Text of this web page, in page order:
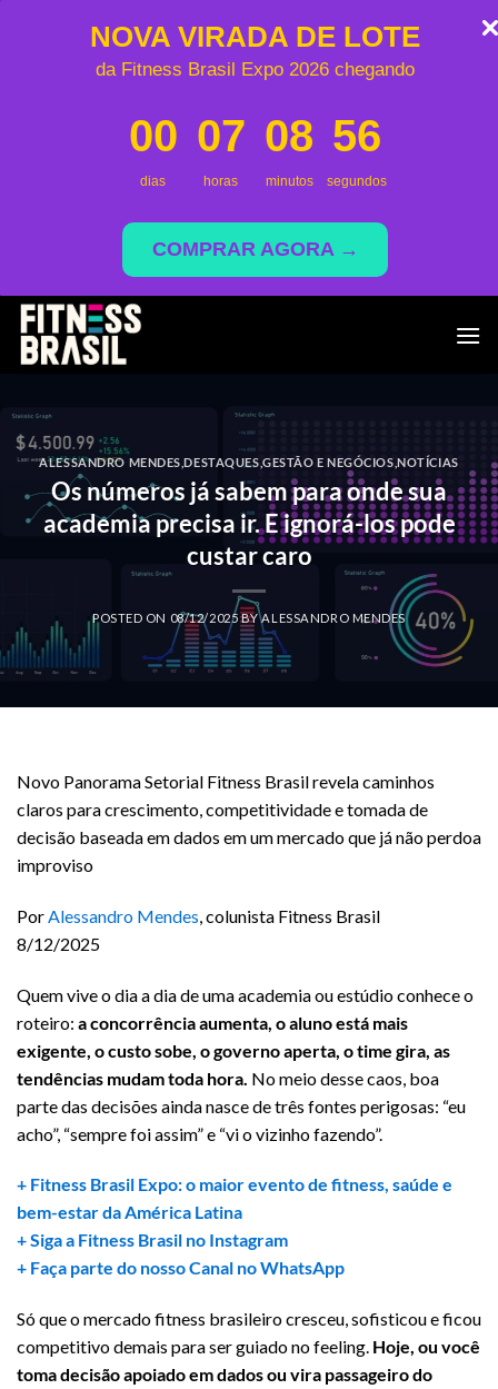
NOVA VIRADA DE LOTE
da Fitness Brasil Expo 2026 chegando
00
dias
07
horas
08
minutos
55
segundos
COMPRAR AGORA →
Skip
content
ALESSANDRO MENDES ,DESTAQUES ,GESTÃO E NEGÓCIOS ,NOTÍCIAS
Os números já sabem para onde sua
academia precisa ir. E ignorá-los pode
custar caro
POSTED ON 08/12/2025 BYALESSANDRO MENDES
Novo Panorama Setorial Fitness Brasil revela caminhos
claros para crescimento, competitividade e tomada de
decisão baseada em dados em um mercado que já não perdoa
improviso
Por Alessandro Mendes , colunista Fitness Brasil
8/12/2025
Quem vive o dia a dia de uma academia ou estúdio conhece o
roteiro: a concorrência aumenta, o aluno está mais
exigente, o custo sobe, o governo aperta, o time gira, as
tendências mudam toda hora. No meio desse caos, boa
parte das decisões ainda nasce de três fontes perigosas: “eu
acho”, “sempre foi assim” e “vi o vizinho fazendo”.
+ Fitness Brasil Expo: o maior evento de fitness, saúde e
bem-estar da América Latina
+ Siga a Fitness Brasil no Instagram
+ Faça parte do nosso Canal no WhatsApp
Só que o mercado fitness brasileiro cresceu, sofisticou e ficou
competitivo demais para ser guiado no feeling. Hoje, ou você
toma decisão apoiado em dados ou vira passageiro do